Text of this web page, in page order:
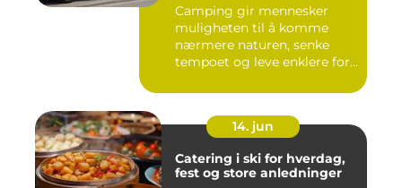
Camping gir mennesker
muligheten til å komme
nærmere naturen, senke
tempoet og leve enklere for
14. jun
Catering i ski for hverdag,
fest og store anledninger